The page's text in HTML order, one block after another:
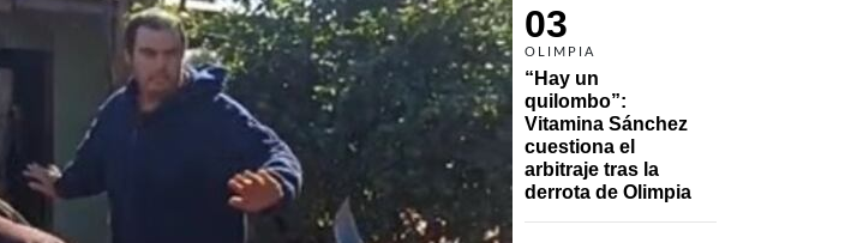
03
OLIMPIA
“Hay un
quilombo”:
Vitamina Sánchez
cuestiona el
arbitraje tras la
derrota de Olimpia